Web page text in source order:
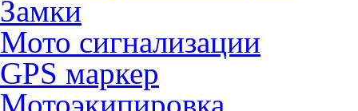
Замки
Мото сигнализации
GPS маркер